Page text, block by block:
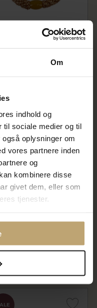
Om
indhold og
til sociale medier og til
oplysninger om
vores partnere inden
og
kombinere disse
givet dem, eller som
tjenester.
Dulce Hårelastik - Guld
kr
På fjernlager
luk
kr